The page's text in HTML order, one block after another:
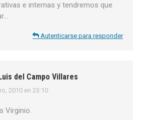
e internas y tendremos que
Autenticarse para responder
del Campo Villares
2010 en 23:10
Virginio.